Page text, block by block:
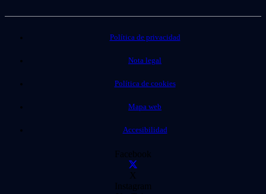
Política de privacidad
Nota legal
Política de cookies
Mapa web
Accesibilidad
Facebook
X
Instagram